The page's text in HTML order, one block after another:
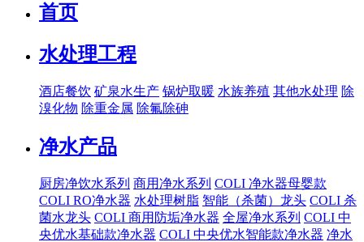
首页
水处理工程
酒店餐饮 矿泉水生产 锅炉取暖 水族养殖 其他水处理 除
溴化物 除重金属 除氟除砷
净水产品
厨房净饮水系列 商用净水系列 COLI 净水器母婴款
COLI RO净水器 水处理树脂 智能（杀菌）龙头 COLI 杀
菌水龙头 COLI 商用防垢净水器 全屋净水系列 COLI 中
央优水基础款净水器 COLI 中央优水智能款净水器 净水